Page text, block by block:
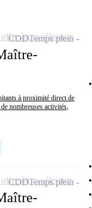
à proximité direct de
nombreuses activités,
CDDTemps plein
à ma sélection
CDDTemps plein
à ma sélection